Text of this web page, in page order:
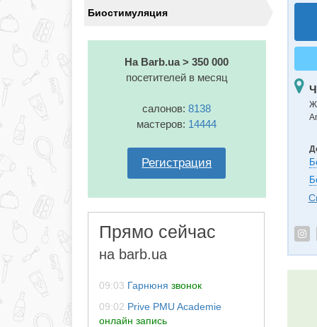
Биостимуляция
На Barb.ua > 350 000
посетителей в месяц
салонов:8138
мастеров: 14444
Регистрация
Прямо сейчас
на barb.ua
09:03 Гарнюня звонок
09:02 Prive PMU Academie
онлайн запись